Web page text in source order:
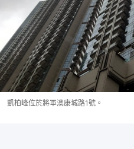
凱柏峰位於將軍澳康城路1號。